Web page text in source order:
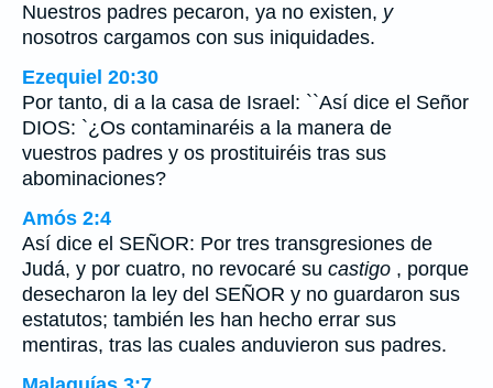
Nuestros padres pecaron, ya no existen, y
nosotros cargamos con sus iniquidades.
Ezequiel 20:30
Por tanto, di a la casa de Israel: ``Así dice el Señor
DIOS: `¿Os contaminaréis a la manera de
vuestros padres y os prostituiréis tras sus
abominaciones?
Amós 2:4
Así dice el SEÑOR: Por tres transgresiones de
Judá, y por cuatro, no revocaré su castigo , porque
desecharon la ley del SEÑOR y no guardaron sus
estatutos; también les han hecho errar sus
mentiras, tras las cuales anduvieron sus padres.